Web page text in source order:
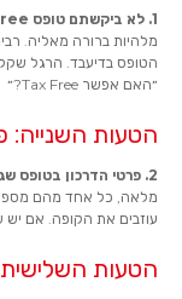
1. לא ביקשתם טופס Tax Free
מלהיות ברורה מאליה.
הטופס בדיעבד. הרגל
״האם אפשר Tax Free?״
הטעות השנייה:
2. פרטי הדרכון בטופס שגויים
מלאה, כל אחד מהם
עוזבים את הקופה. אם
הטעות